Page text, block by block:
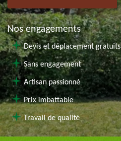
Nos engagements
Devis et déplacement gratuits
Sans engagement
Artisan passionné
Prix imbattable
Travail de qualité